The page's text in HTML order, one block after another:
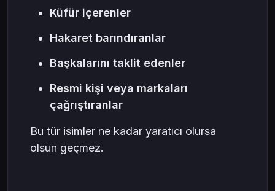
Küfür içerenler
Hakaret barındıranlar
Başkalarını taklit edenler
Resmi kişi veya markaları
çağrıştıranlar
Bu tür isimler ne kadar yaratıcı olursa
olsun geçmez.